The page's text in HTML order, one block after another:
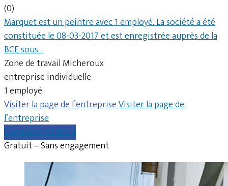
(0)
Marquet est un peintre avec 1 employé. La société a été
constituée le 08-03-2017 et est enregistrée auprès de la
BCE sous…
Zone de travail Micheroux
entreprise individuelle
1 employé
Visiter la page de l’entrepriseVisiter la page de
l’entreprise
Comparer les devis
Gratuit – Sans engagement